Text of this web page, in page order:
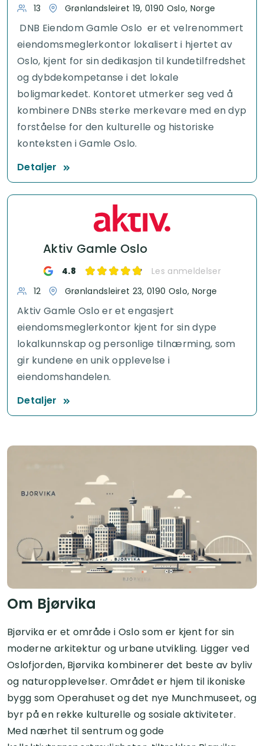
DNB Eiendom Gamle Oslo er et velrenommert
eiendomsmeglerkontor lokalisert i hjertet av
Oslo, kjent for sin dedikasjon til kundetilfredshet
og dybdekompetanse i det lokale
boligmarkedet. Kontoret utmerker seg ved å
kombinere DNBs sterke merkevare med en dyp
forståelse for den kulturelle og historiske
konteksten i Gamle Oslo.
13 Grønlandsleiret 19, 0190 Oslo, Norge
Detaljer
Aktiv Gamle Oslo
4.8 Les anmeldelser
Aktiv Gamle Oslo er et engasjert
eiendomsmeglerkontor kjent for sin dype
lokalkunnskap og personlige tilnærming, som
gir kundene en unik opplevelse i
eiendomshandelen.
12 Grønlandsleiret 23, 0190 Oslo, Norge
Detaljer
Om Bjørvika
Bjørvika er et område i Oslo som er kjent for sin
moderne arkitektur og urbane utvikling. Ligger ved
Oslofjorden, Bjørvika kombinerer det beste av byliv
og naturopplevelser. Området er hjem til ikoniske
bygg som Operahuset og det nye Munchmuseet, og
byr på en rekke kulturelle og sosiale aktiviteter.
Med nærhet til sentrum og gode